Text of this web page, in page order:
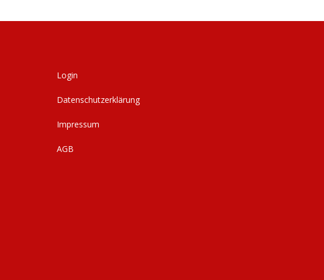
Login
Datenschutzerklärung
Impressum
AGB